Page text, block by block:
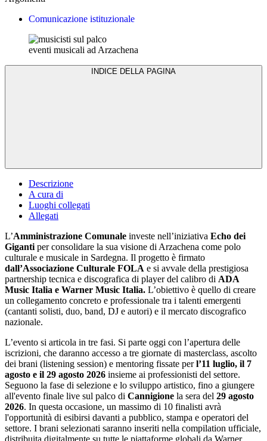
Comunicazione istituzionale
eventi musicali ad Arzachena
Descrizione
A cura di
Luoghi collegati
Allegati
L’Amministrazione Comunale investe nell’iniziativa Echo dei
Giganti per consolidare la sua visione di Arzachena come polo
culturale e musicale in Sardegna. Il progetto è firmato
dall’Associazione Culturale FOLA e si avvale della prestigiosa
partnership tecnica e discografica di player del calibro di ADA
Music Italia e Warner Music Italia. L’obiettivo è quello di creare
un collegamento concreto e professionale tra i talenti emergenti
(cantanti solisti, duo, band, DJ e autori) e il mercato discografico
nazionale.
L’evento si articola in tre fasi. Si parte oggi con l’apertura delle
iscrizioni, che daranno accesso a tre giornate di masterclass, ascolto
dei brani (listening session) e mentoring fissate perl’11 luglio, il 7
agosto e il 29 agosto 2026 insieme ai professionisti del settore.
Seguono la fase di selezione e lo sviluppo artistico, fino a giungere
all'evento finale live sul palco di Cannigione la sera del 29 agosto
2026. In questa occasione, un massimo di 10 finalisti avrà
l'opportunità di esibirsi davanti a pubblico, stampa e operatori del
settore. I brani selezionati saranno inseriti nella compilation ufficiale,
distribuita digitalmente su tutte le piattaforme globali da Warner